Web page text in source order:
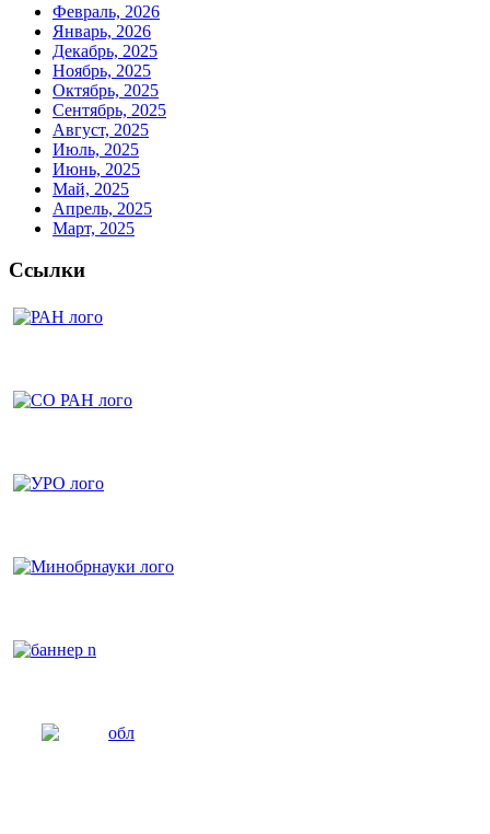
Февраль, 2026
Январь, 2026
Декабрь, 2025
Ноябрь, 2025
Октябрь, 2025
Сентябрь, 2025
Август, 2025
Июль, 2025
Июнь, 2025
Май, 2025
Апрель, 2025
Март, 2025
Ссылки